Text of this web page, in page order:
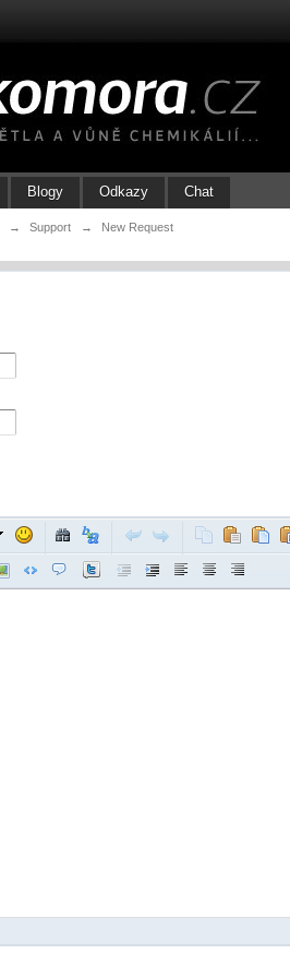
Blogy Odkazy Chat
→ Support → New Request